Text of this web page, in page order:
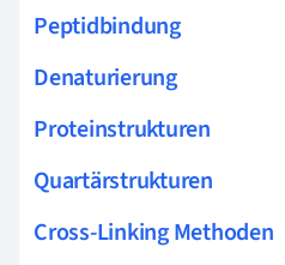
Peptidbindung
Denaturierung
Proteinstrukturen
Quartärstrukturen
Cross-Linking Methoden